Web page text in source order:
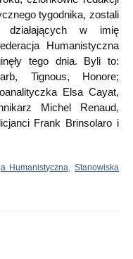
tygodnika, zostali
działających w imię
Humanistyczna
tego dnia. Byli to:
Tignous, Honore;
Elsa Cayat,
Michel Renaud,
Frank Brinsolaro i
Humanistyczna,Stanowiska